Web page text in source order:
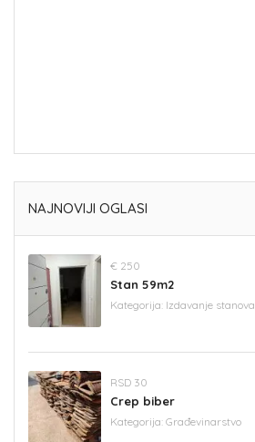
NAJNOVIJI OGLASI
€ 250
Stan 59m2
Kategorija: Izdavanje stanova
RSD 30
Crep biber
Kategorija: Građevinarstvo